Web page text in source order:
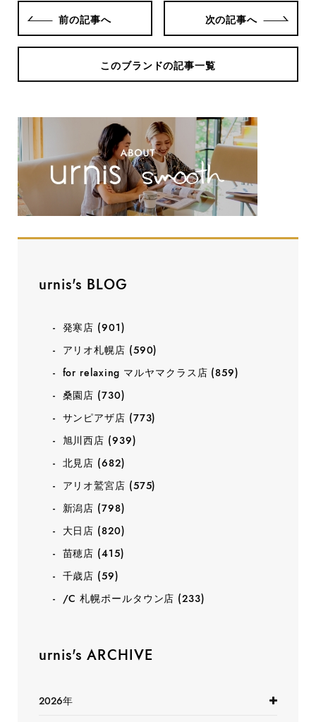
前の記事へ 次の記事へ
このブランドの記事一覧
urnis's BLOG
発寒店 (901)
アリオ札幌店 (590)
for relaxing マルヤマクラス店 (859)
桑園店 (730)
サンピアザ店 (773)
旭川西店 (939)
北見店 (682)
アリオ鷲宮店 (575)
新潟店 (798)
大日店 (820)
苗穂店 (415)
千歳店 (59)
/C 札幌ポールタウン店 (233)
urnis's ARCHIVE
2026年